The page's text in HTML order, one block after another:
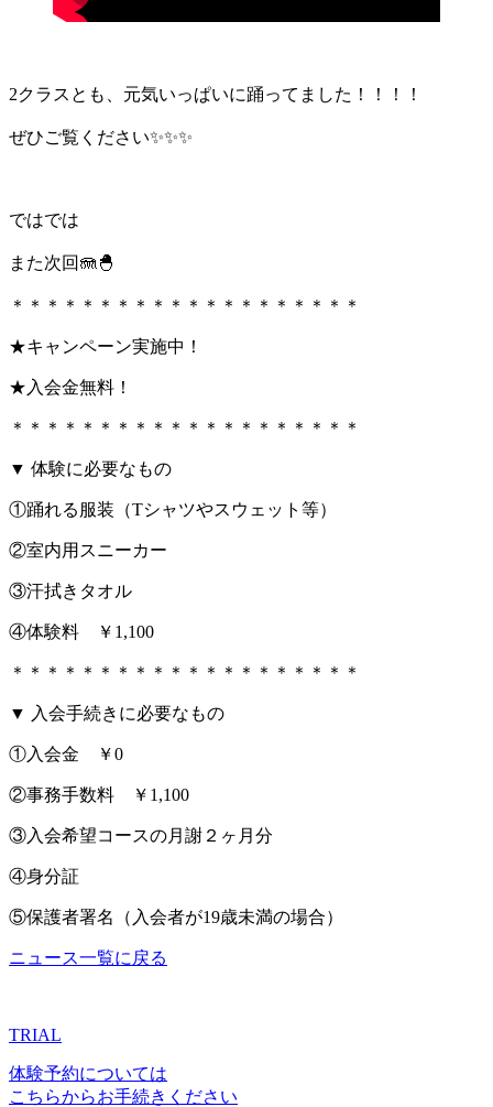
2クラスとも、元気いっぱいに踊ってました！！！！
ぜひご覧ください✨✨✨
ではでは
また次回🪼🐣
＊＊＊＊＊＊＊＊＊＊＊＊＊＊＊＊＊＊＊＊
★キャンペーン実施中！
★入会金無料！
＊＊＊＊＊＊＊＊＊＊＊＊＊＊＊＊＊＊＊＊
▼ 体験に必要なもの
①踊れる服装（Tシャツやスウェット等）
②室内用スニーカー
③汗拭きタオル
④体験料 ￥1,100
＊＊＊＊＊＊＊＊＊＊＊＊＊＊＊＊＊＊＊＊
▼ 入会手続きに必要なもの
①入会金 ￥0
②事務手数料 ￥1,100
③入会希望コースの月謝２ヶ月分
④身分証
⑤保護者署名（入会者が19歳未満の場合）
ニュース一覧に戻る
TRIAL
体験予約については
こちらからお手続きください